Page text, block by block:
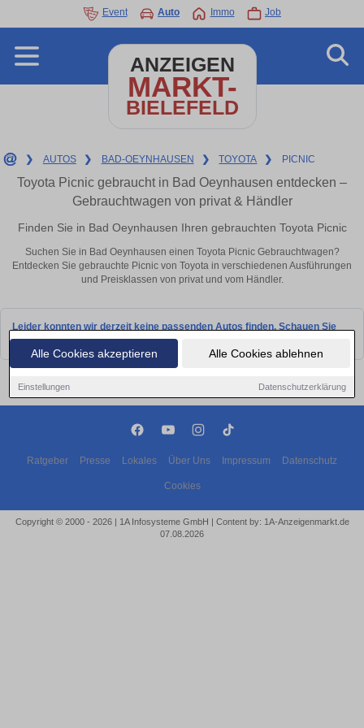
Alle Cookies akzeptieren Alle Cookies ablehnen
Einstellungen Datenschutzerklärung
Event Auto Immo Job
ANZEIGEN
MARKT-
BIELEFELD
❯ AUTOS ❯ BAD-OEYNHAUSEN ❯ TOYOTA ❯ PICNIC
Toyota Picnic gebraucht in Bad Oeynhausen entdecken –
Gebrauchtwagen von privat & Händler
Finden Sie in Bad Oeynhausen Ihren gebrauchten Toyota Picnic
Suchen Sie in Bad Oeynhausen einen Toyota Picnic Gebrauchtwagen?
Entdecken Sie gebrauchte Picnic von Toyota in verschiedenen Ausführungen
und Preisklassen von privat und vom Händler.
Leider konnten wir derzeit keine passenden Autos finden. Schauen Sie
bald wieder vorbei!
Ratgeber Presse Lokales Über Uns Impressum Datenschutz
Cookies
Copyright © 2000 - 2026 | 1A Infosysteme GmbH | Content by: 1A-Anzeigenmarkt.de
07.08.2026